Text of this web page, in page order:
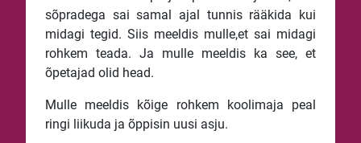
sõpradega sai samal ajal tunnis rääkida kui
midagi tegid. Siis meeldis mulle,et sai midagi
rohkem teada. Ja mulle meeldis ka see, et
õpetajad olid head.
Mulle meeldis kõige rohkem koolimaja peal
ringi liikuda ja õppisin uusi asju.